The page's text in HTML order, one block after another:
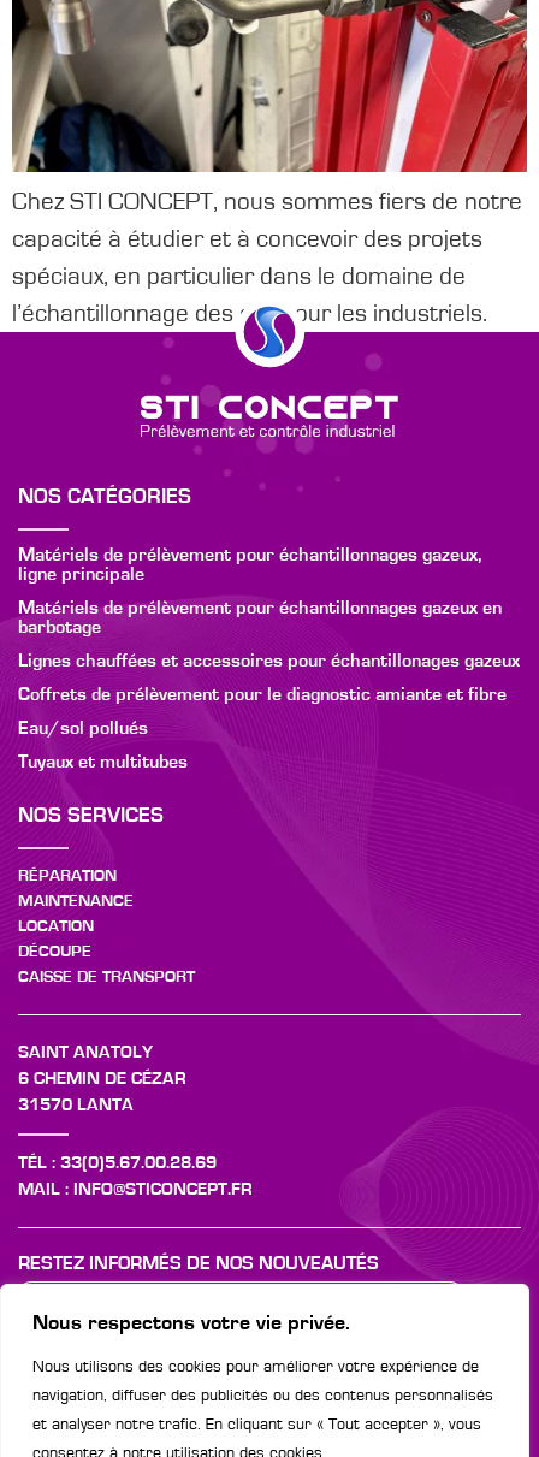
Nous respectons votre vie privée.
Nous utilisons des cookies pour améliorer votre expérience de
navigation, diffuser des publicités ou des contenus personnalisés
et analyser notre trafic. En cliquant sur « Tout accepter », vous
consentez à notre utilisation des cookies.
Chez STI CONCEPT, nous sommes fiers de notre
capacité à étudier et à concevoir des projets
spéciaux, en particulier dans le domaine de
l’échantillonnage des gaz pour les industriels.
NOS CATÉGORIES
Matériels de prélèvement pour échantillonnages gazeux,
ligne principale
Matériels de prélèvement pour échantillonnages gazeux en
barbotage
Lignes chauffées et accessoires pour échantillonages gazeux
Coffrets de prélèvement pour le diagnostic amiante et fibre
Eau/sol pollués
Tuyaux et multitubes
NOS SERVICES
RÉPARATION
MAINTENANCE
LOCATION
DÉCOUPE
CAISSE DE TRANSPORT
SAINT ANATOLY
6 CHEMIN DE CÉZAR
31570 LANTA
TÉL : 33(0)5.67.00.28.69
MAIL : INFO@STICONCEPT.FR
RESTEZ INFORMÉS DE NOS NOUVEAUTÉS
SUIVEZ-NOUS SUR :
CONDITIONS GÉNÉRALES DE VENTES